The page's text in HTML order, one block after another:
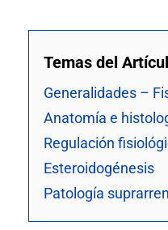
Temas del
Generalidades –
Anatomía e
Regulación
Esteroidogénesis
Patología